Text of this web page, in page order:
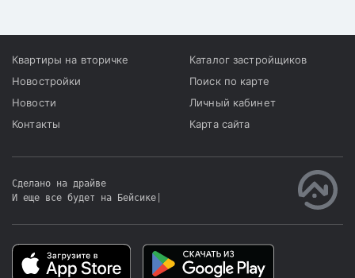
Квартиры на вторичке
Новостройки
Новости
Контакты
Каталог застройщиков
Поиск по карте
Личный кабинет
Карта сайта
Сделано на драйве
И еще все будет на Бейсике